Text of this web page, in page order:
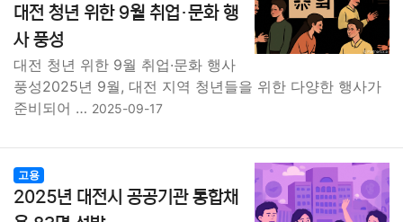
대전 청년 위한 9월 취업·문화 행
사 풍성
대전 청년 위한 9월 취업·문화 행사
풍성2025년 9월, 대전 지역 청년들을 위한 다양한 행사가
준비되어 … 2025-09-17
고용
2025년 대전시 공공기관 통합채